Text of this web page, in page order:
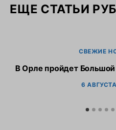
ЕЩЕ СТАТЬИ
СВЕЖИЕ
В Орле пройдет
6